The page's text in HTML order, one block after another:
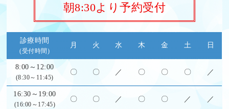
朝8:30より予約受付
診療時間
(受付時間)
月 火 水 木 金 土 日
8:00～12:00
(8:30～11:45)
〇 〇 ／ 〇 〇 〇 ／
16:30～19:00
(16:00～17:45)
〇 〇 ／ 〇 〇 ／ ／